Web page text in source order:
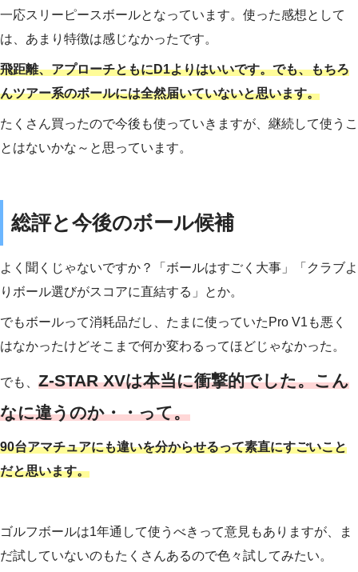
一応スリーピースボールとなっています。使った感想として
は、あまり特徴は感じなかったです。
飛距離、アプローチともにD1よりはいいです。でも、もちろ
んツアー系のボールには全然届いていないと思います。
たくさん買ったので今後も使っていきますが、継続して使うこ
とはないかな～と思っています。
総評と今後のボール候補
よく聞くじゃないですか？「ボールはすごく大事」「クラブよ
りボール選びがスコアに直結する」とか。
でもボールって消耗品だし、たまに使っていたPro V1も悪く
はなかったけどそこまで何か変わるってほどじゃなかった。
でも、 Z-STAR XVは本当に衝撃的でした。こん
なに違うのか・・って。
90台アマチュアにも違いを分からせるって素直にすごいこと
だと思います。
ゴルフボールは1年通して使うべきって意見もありますが、ま
だ試していないのもたくさんあるので色々試してみたい。